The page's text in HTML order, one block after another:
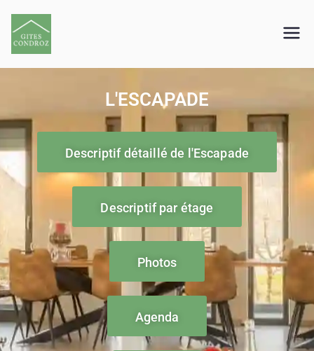
L'ESCAPADE
Descriptif détaillé de l'Escapade
Descriptif par étage
Photos
Agenda